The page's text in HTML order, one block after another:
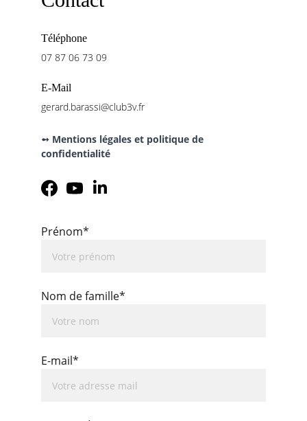
Téléphone
07 87 06 73 09
E-Mail
gerard.barassi@club3v.fr
Prénom*
Nom de famille*
E-mail*
➻ Mentions légales et politique de
confidentialité